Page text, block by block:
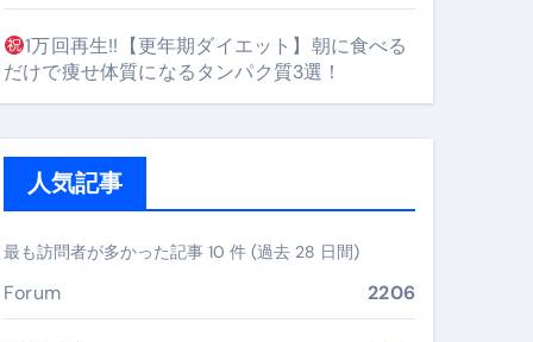
るのが独自ドメイン
安で手に入れる方法
イド
実践大全
1万回再生!!【更年期ダイエット】朝に食べる
だけで痩せ体質になるタンパク質3選！
人気記事
最も訪問者が多かった記事 10 件 (過去 28 日間)
Forum 2206